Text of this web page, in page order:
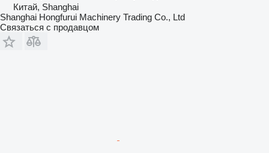
Китай, Shanghai
Shanghai Hongfurui Machinery Trading Co., Ltd
Связаться с продавцом